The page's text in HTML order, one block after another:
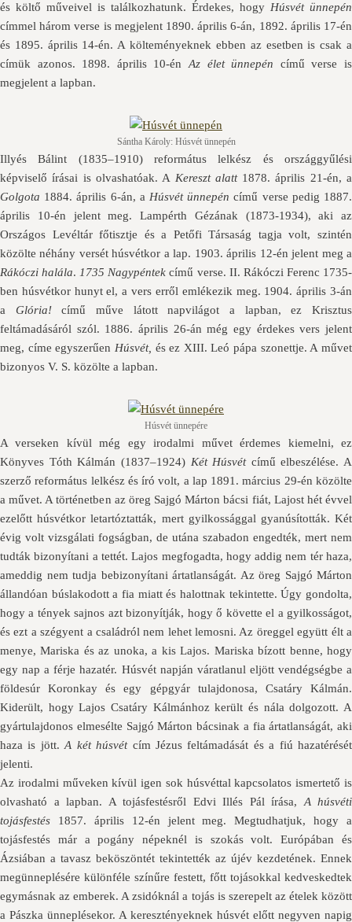
és költő műveivel is találkozhatunk. Érdekes, hogy Húsvét ünnepén
címmel három verse is megjelent 1890. április 6-án, 1892. április 17-én
és 1895. április 14-én. A költeményeknek ebben az esetben is csak a
címük azonos. 1898. április 10-én Az élet ünnepén című verse is
megjelent a lapban.
Sántha Károly: Húsvét ünnepén
Illyés Bálint (1835–1910) református lelkész és országgyűlési
képviselő írásai is olvashatóak. A Kereszt alatt1878. április 21-én, a
Golgota 1884. április 6-án, a Húsvét ünnepén című verse pedig 1887.
április 10-én jelent meg. Lampérth Gézának (1873-1934), aki az
Országos Levéltár főtisztje és a Petőfi Társaság tagja volt, szintén
közölte néhány versét húsvétkor a lap. 1903. április 12-én jelent meg a
Rákóczi halála. 1735 Nagypéntek című verse. II. Rákóczi Ferenc 1735-
ben húsvétkor hunyt el, a vers erről emlékezik meg. 1904. április 3-án
a Glória!című műve látott napvilágot a lapban, ez Krisztus
feltámadásáról szól. 1886. április 26-án még egy érdekes vers jelent
meg, címe egyszerűen Húsvét, és ez XIII. Leó pápa szonettje. A művet
bizonyos V. S. közölte a lapban.
Húsvét ünnepére
A verseken kívül még egy irodalmi művet érdemes kiemelni, ez
Könyves Tóth Kálmán (1837–1924) Két Húsvétcímű elbeszélése. A
szerző református lelkész és író volt, a lap 1891. március 29-én közölte
a művet. A történetben az öreg Sajgó Márton bácsi fiát, Lajost hét évvel
ezelőtt húsvétkor letartóztatták, mert gyilkossággal gyanúsították. Két
évig volt vizsgálati fogságban, de utána szabadon engedték, mert nem
tudták bizonyítani a tettét. Lajos megfogadta, hogy addig nem tér haza,
ameddig nem tudja bebizonyítani ártatlanságát. Az öreg Sajgó Márton
állandóan búslakodott a fia miatt és halottnak tekintette. Úgy gondolta,
hogy a tények sajnos azt bizonyítják, hogy ő követte el a gyilkosságot,
és ezt a szégyent a családról nem lehet lemosni. Az öreggel együtt élt a
menye, Mariska és az unoka, a kis Lajos. Mariska bízott benne, hogy
egy nap a férje hazatér. Húsvét napján váratlanul eljött vendégségbe a
földesúr Koronkay és egy gépgyár tulajdonosa, Csatáry Kálmán.
Kiderült, hogy Lajos Csatáry Kálmánhoz került és nála dolgozott. A
gyártulajdonos elmesélte Sajgó Márton bácsinak a fia ártatlanságát, aki
haza is jött. A két húsvétcím Jézus feltámadását és a fiú hazatérését
jelenti.
Az irodalmi műveken kívül igen sok húsvéttal kapcsolatos ismertető is
olvasható a lapban. A tojásfestésről Edvi Illés Pál írása, A húsvéti
tojásfestés 1857. április 12-én jelent meg. Megtudhatjuk, hogy a
tojásfestés már a pogány népeknél is szokás volt. Európában és
Ázsiában a tavasz beköszöntét tekintették az újév kezdetének. Ennek
megünneplésére különféle színűre festett, főtt tojásokkal kedveskedtek
egymásnak az emberek. A zsidóknál a tojás is szerepelt az ételek között
a Pászka ünneplésekor. A keresztényeknek húsvét előtt negyven napig